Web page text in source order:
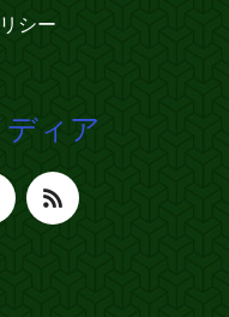
シー
ィア